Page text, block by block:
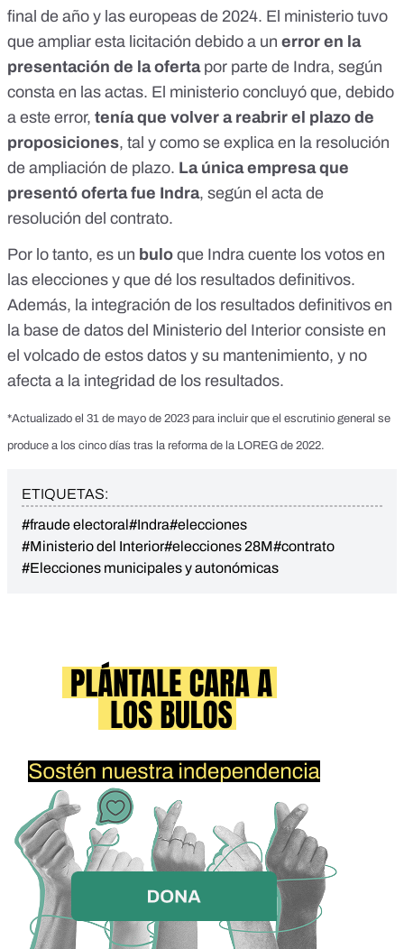
final de año y las europeas de 2024. El ministerio tuvo
que ampliar esta licitación debido a un error en la
presentación de la ofertapor parte de Indra, según
consta en las actas. El ministerio concluyó que, debido
a este error, tenía que volver a reabrir el plazo de
proposiciones, tal y como se explica en la resolución
de ampliación de plazo. La única empresa que
presentó oferta fue Indra, según el acta de
resolución del contrato.
Por lo tanto, es un bulo que Indra cuente los votos en
las elecciones y que dé los resultados definitivos.
Además, la integración de los resultados definitivos en
la base de datos del Ministerio del Interior consiste en
el volcado de estos datos y su mantenimiento, y no
afecta a la integridad de los resultados.
*Actualizado el 31 de mayo de 2023 para incluir que el escrutinio general se
produce a los cinco días tras la reforma de la LOREG de 2022.
ETIQUETAS:
#fraude electoral#Indra#elecciones
#Ministerio del Interior#elecciones 28M#contrato
#Elecciones municipales y autonómicas